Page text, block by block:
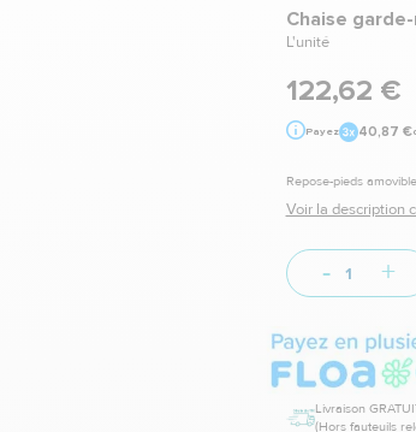
Chaise
L'unité
122,62 €
Payez 40,87 €
Repose-pieds
Voir la description
- +
Livraison
(Hors fauteuils